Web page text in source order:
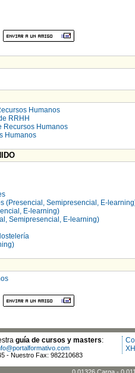
Humanos
RRHH
Recursos Humanos
Humanos
(Presencial, Semipresencial, E-
E-learning)
Semipresencial, E-learning)
guía de cursos y masters:
- Nuestro Fax: 982210683